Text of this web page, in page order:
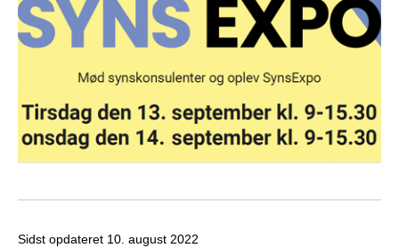
Sidst opdateret 10. august 2022